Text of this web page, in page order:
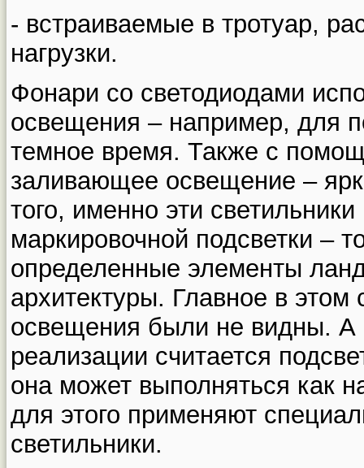
- встраиваемые в тротуар,
нагрузки.
Фонари со светодиодами
освещения – например, для
темное время. Также с
заливающее освещение –
того, именно эти
маркировочной подсветки –
определенные элементы
архитектуры. Главное в
освещения были не видны. А
реализации считается
она может выполняться как
для этого применяют
светильники.